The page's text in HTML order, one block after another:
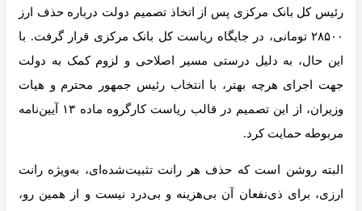
رئیس کل بانک مرکزی پس از اتخاذ تصمیم دولت درباره حذف ارز
۲۸۵۰۰ تومانی، در جایگاه ریاست کل بانک مرکزی قرار گرفت. با
این حال، به دلیل درستی مسیر اصلاحی و لزوم کمک به دولت
جهت اجرای هرچه بهتر، با انتخاب رئیس جمهور محترم و هیات
وزیران، از این تصمیم در قالب ریاست کارگروه ماده ۱۳ آیین‌نامه
مربوطه حمایت کرد.
البته روشن است که حذف هر رانت تثبیت‌شده‌ای، به‌ویژه رانت
ارزی، برای ذی‌نفعان آن بی‌هزینه و بی‌درد نیست و از همین رو،